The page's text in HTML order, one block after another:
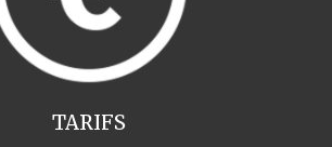
TARIFS